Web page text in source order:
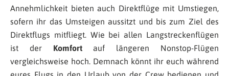
Annehmlichkeit bieten auch Direktflüge mit Umstiegen,
sofern ihr das Umsteigen aussitzt und bis zum Ziel des
Direktflugs mitfliegt. Wie bei allen Langstreckenflügen
ist der Komfortauf längeren Nonstop-Flügen
vergleichsweise hoch. Demnach könnt ihr euch während